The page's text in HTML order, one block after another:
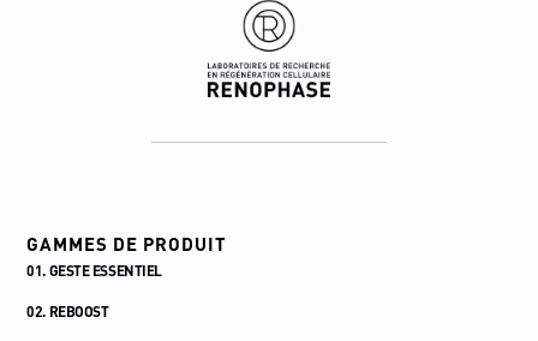
GAMMES DE PRODUIT
01. GESTE ESSENTIEL
02. REBOOST